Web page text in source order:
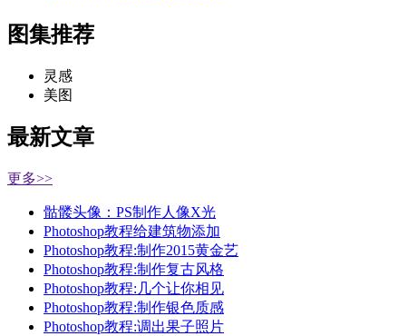
图集推荐
灵感
美图
最新文章
更多>>
骷髅头像：PS制作人像X光
Photoshop教程给建筑物添加
Photoshop教程:制作2015黄金艺
Photoshop教程:制作复古风格
Photoshop教程:几个让你相见
Photoshop教程:制作银色质感
Photoshop教程:调出果子照片